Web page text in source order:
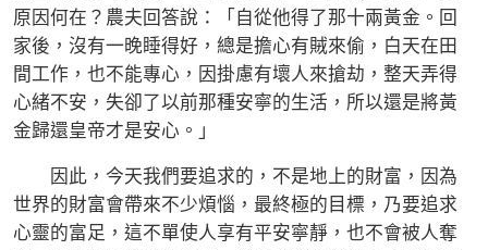
原因何在？農夫回答說：「自從他得了那十兩黃金。回
家後，沒有一晚睡得好，總是擔心有賊來偷，白天在田
間工作，也不能專心，因掛慮有壞人來搶劫，整天弄得
心緒不安，失卻了以前那種安寧的生活，所以還是將黃
金歸還皇帝才是安心。」
因此，今天我們要追求的，不是地上的財富，因為
世界的財富會帶來不少煩惱，最終極的目標，乃要追求
心靈的富足，這不單使人享有平安寧靜，也不會被人奪